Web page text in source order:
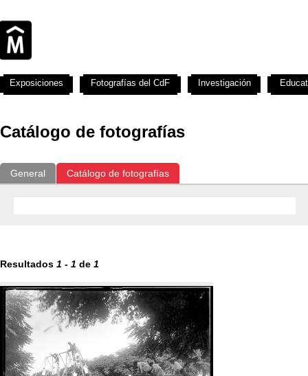
Catálogo de fotografías
General Catálogo de fotografías
Resultados 1 - 1 de 1
Exposiciones Fotografías del CdF Investigación